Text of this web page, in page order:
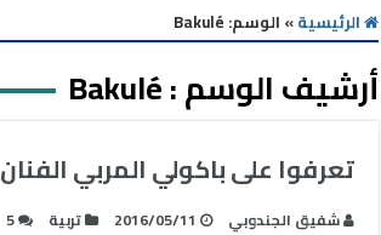
الرئيسية» الوسم: Bakulé
أرشيف الوسم :Bakulé
تعرفوا على باكولي المربي الفنان
شفيق الجندوبي 2016/05/11 تربية 5